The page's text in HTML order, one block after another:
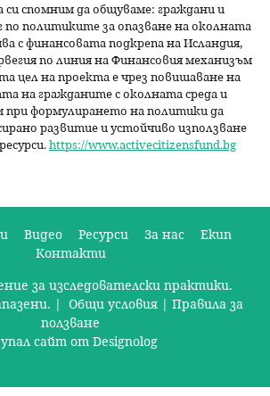
спомним даобщуваме: граждани и
по политиките за опазване на околната
с финансовата подкрепа на Исландия,
по линия на Финансовия механизъм
цел на проекта е чрез повишаване на
на гражданите с околната среда и
при формулирането на политики да
развитие и устойчиво използване
https://www.activecitizensfund.bg
Видео Ресурси За нас
Екип
Контакти
за изследователски практики.
| Общи условия| Правила за
ползване
сайт от Designolog